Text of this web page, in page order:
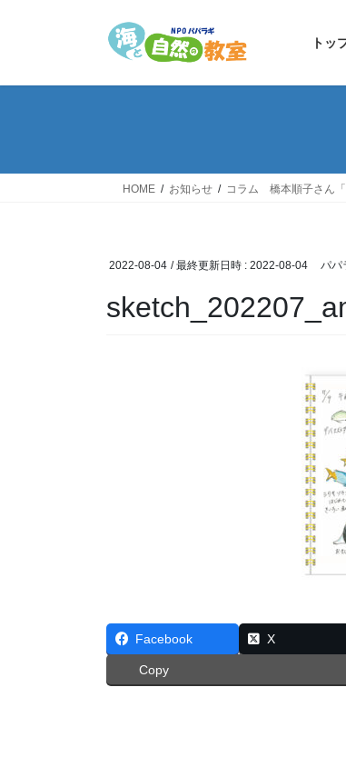
トッ
HOME お知らせ コラム 橋本順子さん「
2022-08-04 / 最終更新日時 : 2022-08-04 パパ
Facebook X
Copy